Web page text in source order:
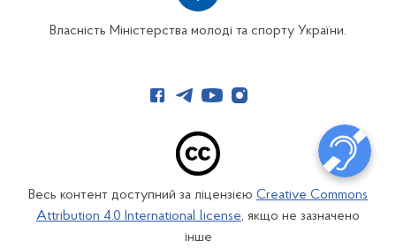
Власність Міністерства молоді та спорту України.
Весь контент доступний за ліцензією Creative Commons
Attribution 4.0 International license, якщо не зазначено
інше